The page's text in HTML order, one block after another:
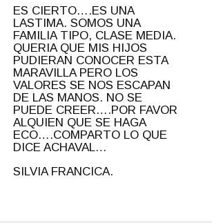
ES CIERTO….ES UNA
LASTIMA. SOMOS UNA
FAMILIA TIPO, CLASE MEDIA.
QUERIA QUE MIS HIJOS
PUDIERAN CONOCER ESTA
MARAVILLA PERO LOS
VALORES SE NOS ESCAPAN
DE LAS MANOS. NO SE
PUEDE CREER….POR FAVOR
ALQUIEN QUE SE HAGA
ECO….COMPARTO LO QUE
DICE ACHAVAL…
SILVIA FRANCICA.